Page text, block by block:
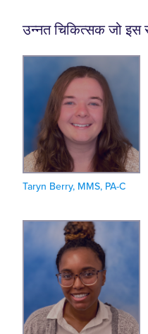
उन्नत चिकित्सक जो इस
Taryn Berry, MMS, PA-C